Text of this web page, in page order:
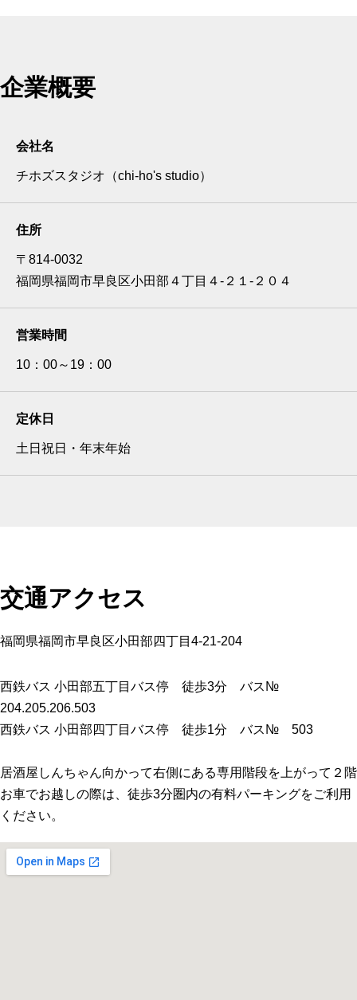
企業概要
会社名
チホズスタジオ（chi-ho's studio）
住所
〒814-0032
福岡県福岡市早良区小田部４丁目４‐２１‐２０４
営業時間
10：00～19：00
定休日
土日祝日・年末年始
交通アクセス
福岡県福岡市早良区小田部四丁目4-21-204
西鉄バス 小田部五丁目バス停 徒歩3分 バス№
204.205.206.503
西鉄バス 小田部四丁目バス停 徒歩1分 バス№ 503
居酒屋しんちゃん向かって右側にある専用階段を上がって２階
お車でお越しの際は、徒歩3分圏内の有料パーキングをご利用
ください。